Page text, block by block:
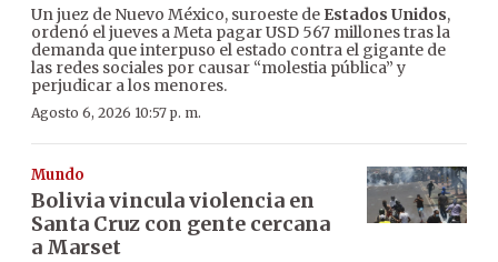
Un juez de Nuevo México, suroeste de Estados Unidos,
ordenó el jueves a Meta pagar USD 567 millones tras la
demanda que interpuso el estado contra el gigante de
las redes sociales por causar “molestia pública” y
perjudicar a los menores.
Agosto 6, 2026 10:57 p. m.
Mundo
Bolivia vincula violencia en
Santa Cruz con gente cercana
a Marset